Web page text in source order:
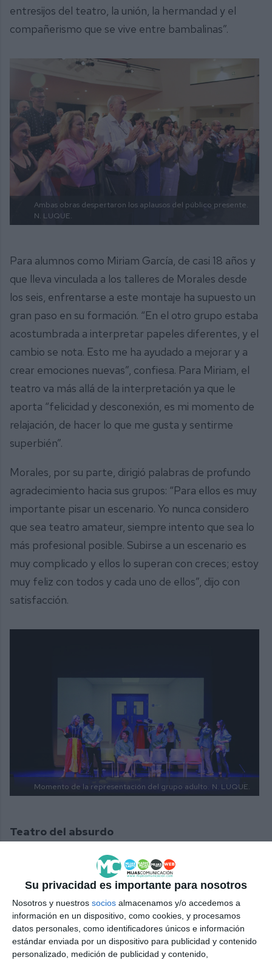
Su privacidad es importante para nosotros
Nosotros y nuestros socios almacenamos y/o accedemos a
información en un dispositivo, como cookies, y procesamos
datos personales, como identificadores únicos e información
estándar enviada por un dispositivo para publicidad y contenido
personalizado, medición de publicidad y contenido,
entresijos del teatro, la unión, la hermandad y el
compañerismo que se vive entre bambalinas”.
Ambas obras despertaron los aplausos del público presente.
N. LUQUE.
Para alumnos como Miriam García, de casi 18 años y
que lleva vinculada a los talleres de Morales desde
los seis, enfrentarse a este montaje ha supuesto un
gran paso en su formación. “En el otro grupo estaba
acostumbrada a interpretar papeles diferentes, y el
cambio se nota. Esto me ha ayudado a mejorar y a
crear emociones nuevas”, confiesa. Para Miriam, el
teatro va más allá de la interpretación ya que le
aporta “felicidad y desconexión, es mi momento de
relajación, de hacer lo que me gusta y sentirme
superbién”.
Morales, por su parte, dirigió palabras de profundo
agradecimiento hacia sus grupos: “Para ellos es muy
importante pisar un escenario. Yo nunca considero
que sea teatro amateur, siempre intento que sea lo
más profesional posible. Subirse a un escenario es
muy complicado y ellos lo superan con creces; estoy
muy feliz con todos y cada uno de ellos”, dijo con
satisfacción.
Momento de la representación del grupo adulto. N. LUQUE.
Teatro del absurdo
La madurez escénica llegó de la mano del grupo de
adultos, quienes representaron ‘El pabellón de la
sombra risueña’, una atrevida propuesta de Morales.
“Es la primera vez que hago teatro del absurdo, una
obra muy loca pero con un trasfondo sobre la salud
mental que impacta bastante en el público”, señaló